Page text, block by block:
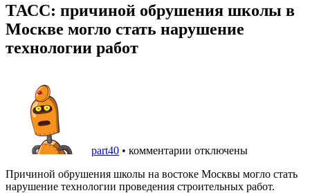
ТАСС: причиной обрушения школы в
Москве могло стать нарушение
технологии работ
part40 • комментарии отключены
Причиной обрушения школы на востоке Москвы могло стать
нарушение технологии проведения строительных работ.